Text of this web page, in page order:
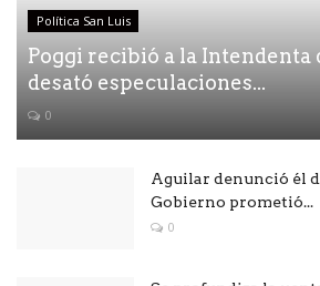
Política San Luis
Poggi recibió a la Intendenta
desató especulaciones...
0
Aguilar denunció él
Gobierno prometió...
0